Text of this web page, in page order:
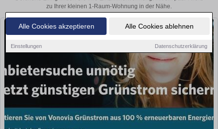
Alle Cookies akzeptieren Alle Cookies ablehnen
Einstellungen Datenschutzerklärung
zu Ihrer kleinen 1-Raum-Wohnung in der Nähe.